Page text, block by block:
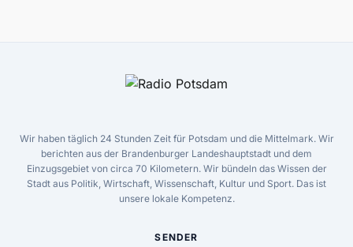
Wir haben täglich 24 Stunden Zeit für Potsdam und die Mittelmark. Wir
berichten aus der Brandenburger Landeshauptstadt und dem
Einzugsgebiet von circa 70 Kilometern. Wir bündeln das Wissen der
Stadt aus Politik, Wirtschaft, Wissenschaft, Kultur und Sport. Das ist
unsere lokale Kompetenz.
SENDER